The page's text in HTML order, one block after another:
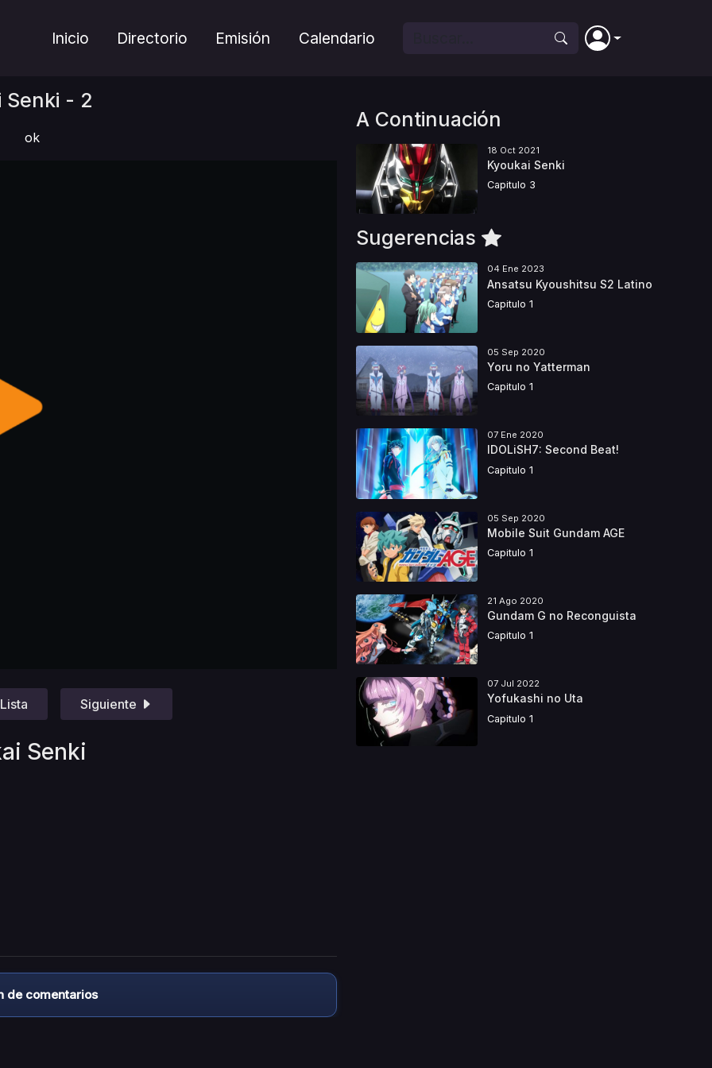
Inicio Directorio Emisión Calendario
Senki - 2
ok
Lista Siguiente
Senki
de comentarios
A Continuación
18 Oct 2021
Kyoukai Senki
Capitulo 3
Sugerencias
04 Ene 2023
Ansatsu Kyoushitsu S2 Latino
Capitulo 1
05 Sep 2020
Yoru no Yatterman
Capitulo 1
07 Ene 2020
IDOLiSH7: Second Beat!
Capitulo 1
05 Sep 2020
Mobile Suit Gundam AGE
Capitulo 1
21 Ago 2020
Gundam G no Reconguista
Capitulo 1
07 Jul 2022
Yofukashi no Uta
Capitulo 1